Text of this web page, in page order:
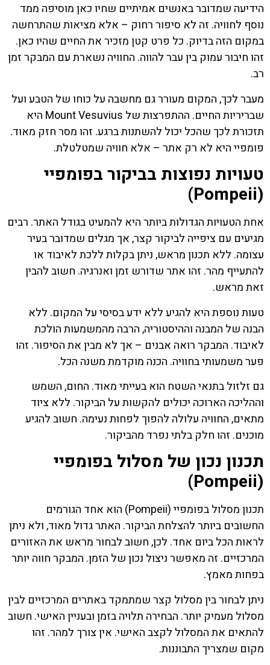
הידיעה שמדובר באנשים אמיתיים שחיו כאן מוסיפה ממד
נוסף לחוויה. זה לא סיפור רחוק – אלא מציאות שהתרחשה
במקום הזה בדיוק. כל פרט קטן מזכיר את החיים שהיו כאן.
זהו חיבור עמוק בין עבר להווה. החוויה נשארת עם המבקר זמן
רב.
מעבר לכך, המקום מעורר גם מחשבה על כוחו של הטבע ועל
שבריריות החיים. ההתפרצות של Mount Vesuvius היא
תזכורת לכך שהכל יכול להשתנות ברגע. זהו מסר חזק מאוד.
פומפיי היא לא רק אתר – אלא חוויה שמטלטלת.
טעויות נפוצות בביקור בפומפיי
(Pompeii)
אחת הטעויות הגדולות ביותר היא להמעיט בגודל האתר. רבים
מגיעים עם ציפייה לביקור קצר, אך מגלים שמדובר בעיר
עצומה. ללא תכנון מראש, ניתן בקלות ללכת לאיבוד או
להתעייף מהר. זהו אתר שדורש זמן ואנרגיה. חשוב להבין
זאת מראש.
טעות נוספת היא להגיע ללא ידע בסיסי על המקום. ללא
הבנה של המבנה וההיסטוריה, הרבה מהמשמעות הולכת
לאיבוד. המבקר רואה אבנים – אך לא מבין את הסיפור. זהו
פער משמעותי בחוויה. הכנה מוקדמת משנה הכל.
גם זלזול בתנאי השטח הוא בעייתי מאוד. החום, השמש
וההליכה הארוכה יכולים להקשות על הביקור. ללא ציוד
מתאים, החוויה עלולה להפוך לפחות נעימה. חשוב להגיע
מוכנים. זהו חלק בלתי נפרד מהביקור.
תכנון נכון של מסלול בפומפיי
(Pompeii)
תכנון מסלול בפומפיי (Pompeii) הוא אחד הגורמים
החשובים ביותר להצלחת הביקור. האתר גדול מאוד, ולא ניתן
לראות הכל ביום אחד. לכן, חשוב לבחור מראש את האזורים
המרכזיים. זה מאפשר ניצול נכון של הזמן. המבקר חווה יותר
בפחות מאמץ.
ניתן לבחור בין מסלול קצר שמתמקד באתרים המרכזיים לבין
מסלול מעמיק יותר. הבחירה תלויה בזמן ובעניין האישי. חשוב
להתאים את המסלול לקצב האישי. אין צורך למהר. זהו
מקום שמצריך התבוננות.